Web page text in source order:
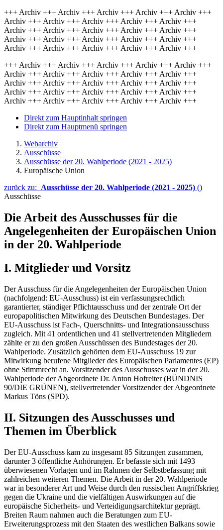
+++ Archiv +++ Archiv +++ Archiv +++ Archiv +++ Archiv +++
Archiv +++ Archiv +++ Archiv +++ Archiv +++ Archiv +++
Archiv +++ Archiv +++ Archiv +++ Archiv +++ Archiv +++
Archiv +++ Archiv +++ Archiv +++ Archiv +++ Archiv +++
Archiv +++ Archiv +++ Archiv +++ Archiv +++ Archiv +++
+++ Archiv +++ Archiv +++ Archiv +++ Archiv +++ Archiv +++
Archiv +++ Archiv +++ Archiv +++ Archiv +++ Archiv +++
Archiv +++ Archiv +++ Archiv +++ Archiv +++ Archiv +++
Archiv +++ Archiv +++ Archiv +++ Archiv +++ Archiv +++
Archiv +++ Archiv +++ Archiv +++ Archiv +++ Archiv +++
Direkt zum Hauptinhalt springen
Direkt zum Hauptmenü springen
Webarchiv
Ausschüsse
Ausschüsse der 20. Wahlperiode (2021 - 2025)
Europäische Union
zurück zu: Ausschüsse der 20. Wahlperiode (2021 - 2025) ()
Ausschüsse
Die Arbeit des Ausschusses für die
Angelegenheiten der Europäischen Union
in der 20. Wahlperiode
I. Mitglieder und Vorsitz
Der Ausschuss für die Angelegenheiten der Europäischen Union
(nachfolgend: EU-Ausschuss) ist ein verfassungsrechtlich
garantierter, ständiger Pflichtausschuss und der zentrale Ort der
europapolitischen Mitwirkung des Deutschen Bundestages. Der
EU-Ausschuss ist Fach-, Querschnitts- und Integrationsausschuss
zugleich. Mit 41 ordentlichen und 41 stellvertretenden Mitgliedern
zählte er zu den großen Ausschüssen des Bundestages der 20.
Wahlperiode. Zusätzlich gehörten dem EU-Ausschuss 19 zur
Mitwirkung berufene Mitglieder des Europäischen Parlamentes (EP)
ohne Stimmrecht an. Vorsitzender des Ausschusses war in der 20.
Wahlperiode der Abgeordnete Dr. Anton Hofreiter (BÜNDNIS
90/DIE GRÜNEN), stellvertretender Vorsitzender der Abgeordnete
Markus Töns (SPD).
II. Sitzungen des Ausschusses und
Themen im Überblick
Der EU-Ausschuss kam zu insgesamt 85 Sitzungen zusammen,
darunter 3 öffentliche Anhörungen. Er befasste sich mit 1493
überwiesenen Vorlagen und im Rahmen der Selbstbefassung mit
zahlreichen weiteren Themen. Die Arbeit in der 20. Wahlperiode
war in besonderer Art und Weise durch den russischen Angriffskrieg
gegen die Ukraine und die vielfältigen Auswirkungen auf die
europäische Sicherheits- und Verteidigungsarchitektur geprägt.
Breiten Raum nahmen auch die Beratungen zum EU-
Erweiterungsprozess mit den Staaten des westlichen Balkans sowie